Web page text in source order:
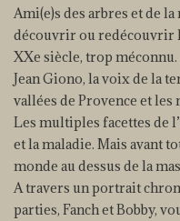
Ami(e)s des arbres et de
découvrir ou redécouvrir
XXe siècle, trop méconnu.
Jean Giono, la voix de la
vallées de Provence et les
Les multiples facettes de
et la maladie. Mais avant
monde au dessus de la
A travers un portrait
parties, Fanch et Bobby,